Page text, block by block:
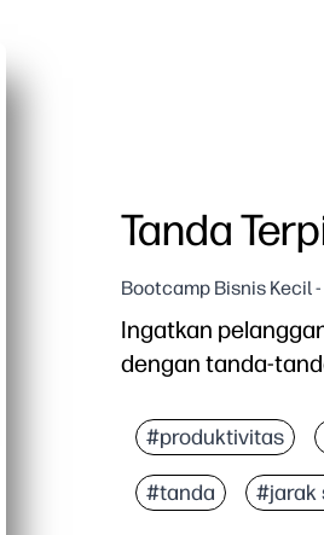
Tanda
Bootcamp Bisnis Kecil
Ingatkan
dengan tanda-
#produktivitas
#tanda #jarak